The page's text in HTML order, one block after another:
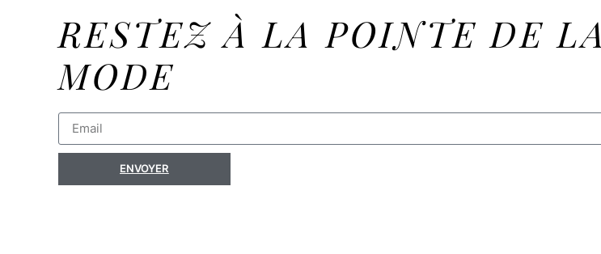
RESTEZ À LA POINTE DE LA
MODE
ENVOYER